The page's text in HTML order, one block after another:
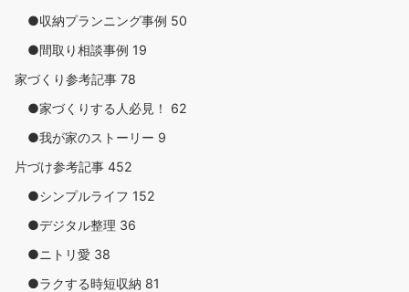
●収納プランニング事例 50
●間取り相談事例 19
家づくり参考記事 78
●家づくりする人必見！ 62
●我が家のストーリー 9
片づけ参考記事 452
●シンプルライフ 152
●デジタル整理 36
●ニトリ愛 38
●ラクする時短収納 81